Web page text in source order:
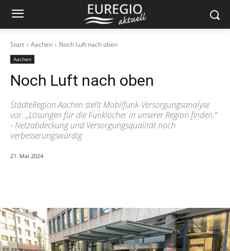
Start Aachen Noch Luft nach oben
Aachen
Noch Luft nach oben
StädteRegion Aachen stellt Mobilfunk-Versorgungsanalyse
vor. „Lösungen für die Funklöcher in unserer Region finden.“
- Netzabdeckung und Versorgungsqualität noch
verbesserungswürdig
21. Mai 2024